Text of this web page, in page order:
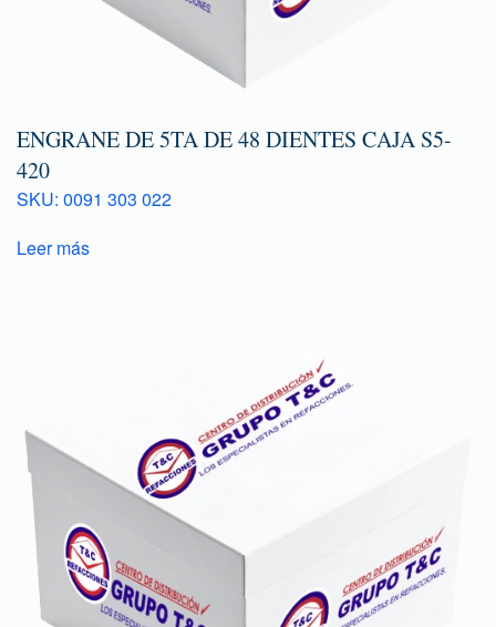
ENGRANE DE 5TA DE 48 DIENTES CAJA S5-
420
SKU: 0091 303 022
Leer más